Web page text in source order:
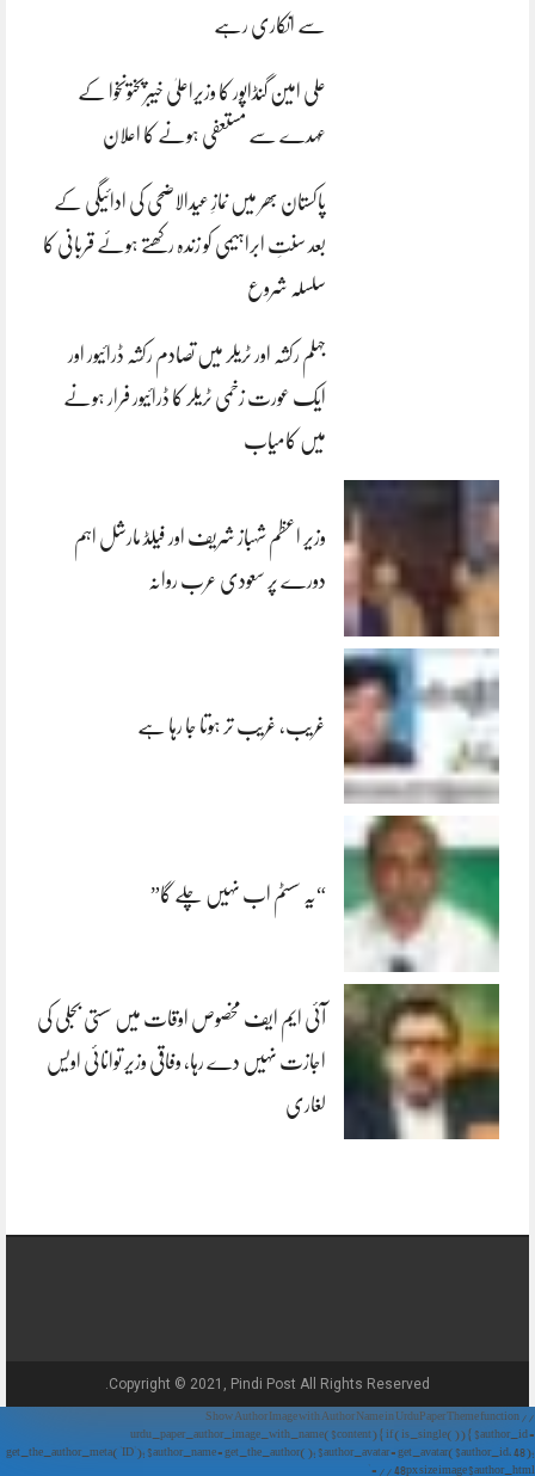
سے انکاری رہے
علی امین گنڈاپور کا وزیراعلیٰ خیبرپختونخوا کے
عہدے سے مستعفی ہونے کا اعلان
پاکستان بھر میں نمازِ عیدالاضحی کی ادائیگی کے
بعد سنتِ ابراہیمی کو زندہ رکھتے ہوئے قربانی کا
سلسلہ شروع
جہلم رکشہ اور ٹریلر میں تصادم رکشہ ڈرائیور اور
ایک عورت زخمی ٹریلر کا ڈرائیور فرار ہونے
میں کامیاب
وزیر اعظم شہباز شریف اور فیلڈ مارشل اہم
دورے پر سعودی عرب روانہ
غریب، غریب تر ہوتا جا رہا ہے
“یہ سسٹم اب نہیں چلے گا”
آئی ایم ایف مخصوص اوقات میں سستی بجلی کی
اجازت نہیں دے رہا، وفاقی وزیر توانائی اویس
لغاری
Copyright © 2021, Pindi Post All Rights Reserved.
// Show Author Image with Author Name in UrduPaper Theme function
urdu_paper_author_image_with_name($content) { if (is_single()) { $author_id =
get_the_author_meta('ID'); $author_name = get_the_author(); $author_avatar = get_avatar($author_id, 48);
// 48px size image $author_html = '